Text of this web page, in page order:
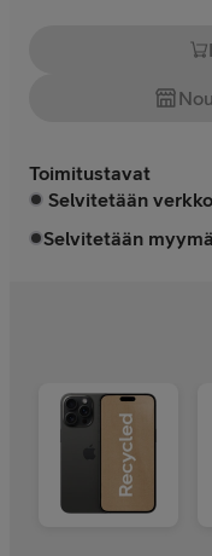
Toimitustavat
Selvitetään
Selvitetään